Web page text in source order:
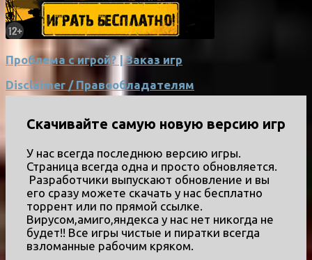
Проблема с игрой? | Заказ игр
Disclaimer / Правообладателям
Скачивайте самую новую версию игр
У нас всегда последнюю версию игры.
Страница всегда одна и просто обновляется.
Разработчики выпускают обновление и вы
его сразу можете скачать у нас бесплатно
торрент или по прямой ссылке.
Вирусом,амиго,яндекса у нас нет никогда не
будет!! Все игры чистые и пиратки всегда
взломанные рабочим кряком.